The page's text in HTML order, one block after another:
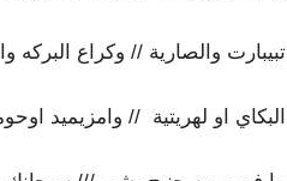
تبيبارت والصارية // وكراع البركه
البكاي او لهريتية // وامزيميد